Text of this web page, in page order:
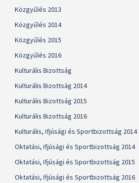
Közgyűlés 2013
Közgyűlés 2014
Közgyűlés 2015
Közgyűlés 2016
Kulturális Bizottság
Kulturális Bizottság 2014
Kulturális Bizottság 2015
Kulturális Bizottság 2016
Kulturális, Ifjúsági és Sportbizottság 2014
Oktatási, Ifjúsági és Sportbizottság 2014
Oktatási, Ifjúsági és Sportbizottság 2015
Oktatási, Ifjúsági és Sportbizottság 2016